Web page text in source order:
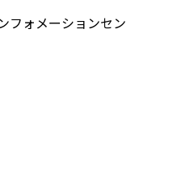
フォメーションセン